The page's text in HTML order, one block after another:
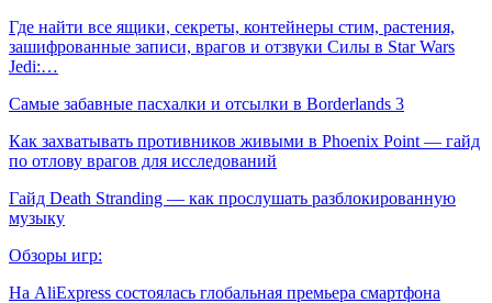
Где найти все ящики, секреты, контейнеры стим, растения,
зашифрованные записи, врагов и отзвуки Силы в Star Wars
Jedi:…
Самые забавные пасхалки и отсылки в Borderlands 3
Как захватывать противников живыми в Phoenix Point — гайд
по отлову врагов для исследований
Гайд Death Stranding — как прослушать разблокированную
музыку
Обзоры игр:
На AliExpress состоялась глобальная премьера смартфона